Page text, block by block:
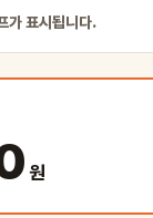
가 표시됩니다.
원